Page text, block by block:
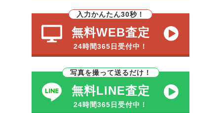
入力かんたん30秒！
無料WEB査定
24時間365日受付中！
写真を撮って送るだけ！
無料LINE査定
24時間365日受付中！